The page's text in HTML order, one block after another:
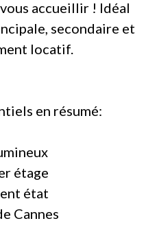
accueillir ! Idéal
secondaire et
locatif.
en résumé:
étage
état
Cannes